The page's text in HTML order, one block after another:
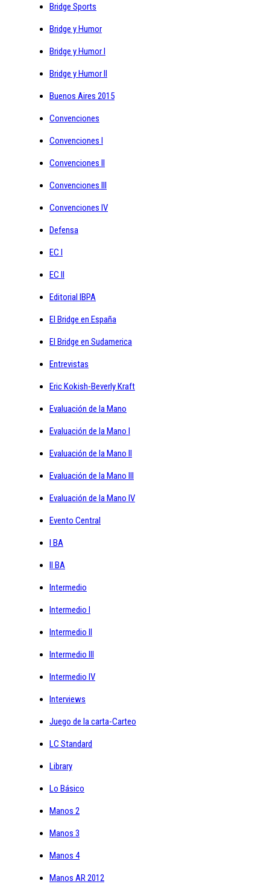
Bridge Sports
Bridge y Humor
Bridge y Humor I
Bridge y Humor II
Buenos Aires 2015
Convenciones
Convenciones I
Convenciones II
Convenciones III
Convenciones IV
Defensa
EC I
EC II
Editorial IBPA
El Bridge en España
El Bridge en Sudamerica
Entrevistas
Eric Kokish-Beverly Kraft
Evaluación de la Mano
Evaluación de la Mano I
Evaluación de la Mano II
Evaluación de la Mano III
Evaluación de la Mano IV
Evento Central
I BA
II BA
Intermedio
Intermedio I
Intermedio II
Intermedio III
Intermedio IV
Interviews
Juego de la carta-Carteo
LC Standard
Library
Lo Básico
Manos 2
Manos 3
Manos 4
Manos AR 2012